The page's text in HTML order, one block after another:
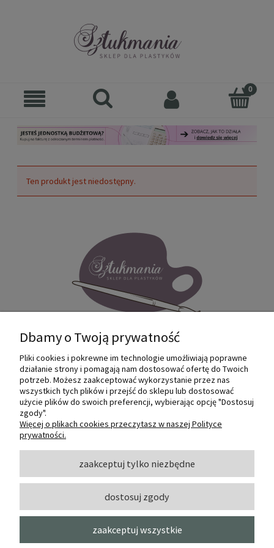
Ten produkt jest niedostępny.
Internetowy sklep dla plastyków
SZTUKMANIA. Profesjonalne artykuły dla
małych i dużych artystów.
O NAS
INFORMACJE I POMOC
MOJE KONTO
Dbamy o Twoją prywatność
Pliki cookies i pokrewne im technologie umożliwiają poprawne
działanie strony i pomagają nam dostosować ofertę do Twoich
potrzeb. Możesz zaakceptować wykorzystanie przez nas
wszystkich tych plików i przejść do sklepu lub dostosować
użycie plików do swoich preferencji, wybierając opcję "Dostosuj
zgody".
Więcej o plikach cookies przeczytasz w naszej Polityce
prywatności.
zaakceptuj tylko niezbędne
dostosuj zgody
zaakceptuj wszystkie